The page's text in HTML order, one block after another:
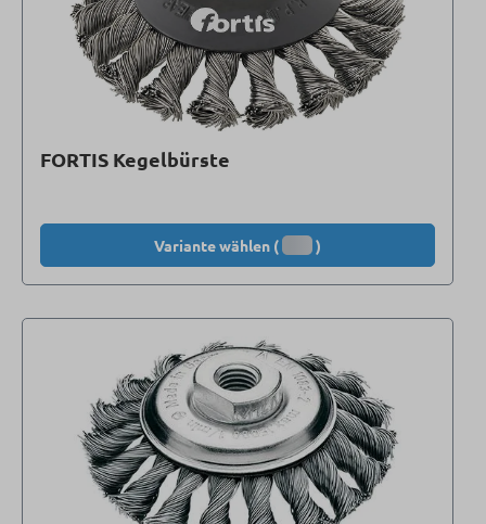
FORTIS Kegelbürste
Variante wählen ( )